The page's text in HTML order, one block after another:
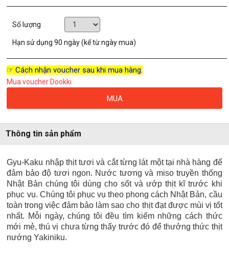
Số lượng
Hạn sử dụng90 ngày (kể từ ngày mua)
☞ Cách nhận voucher sau khi mua hàng.
Mua voucher Dookki
MUA
Thông tin sản phẩm
Gyu-Kaku nhập thịt tươi và cắt từng lát một tại nhà hàng để
đảm bảo độ tươi ngon. Nước tương và miso truyền thống
Nhật Bản chúng tôi dùng cho sốt và ướp thịt kĩ trước khi
phục vụ. Chúng tôi phục vụ theo phong cách Nhật Bản, cầu
toàn trong việc đảm bảo làm sao cho thịt đạt được mùi vị tốt
nhất. Mỗi ngày, chúng tôi đều tìm kiếm những cách thức
mới mẻ, thú vị chưa từng thấy trước đó để thưởng thức thịt
nướng Yakiniku.